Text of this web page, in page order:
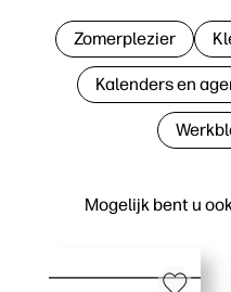
Mogelijk bent u
Zomerplezier
Kalenders en